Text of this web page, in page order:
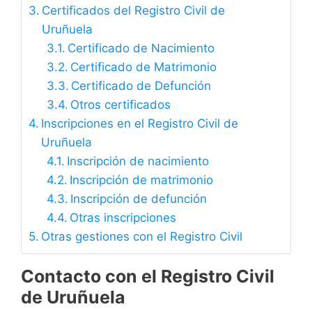
Certificados del Registro Civil de
Uruñuela
Certificado de Nacimiento
Certificado de Matrimonio
Certificado de Defunción
Otros certificados
Inscripciones en el Registro Civil de
Uruñuela
Inscripción de nacimiento
Inscripción de matrimonio
Inscripción de defunción
Otras inscripciones
Otras gestiones con el Registro Civil
Contacto con el Registro Civil
de Uruñuela